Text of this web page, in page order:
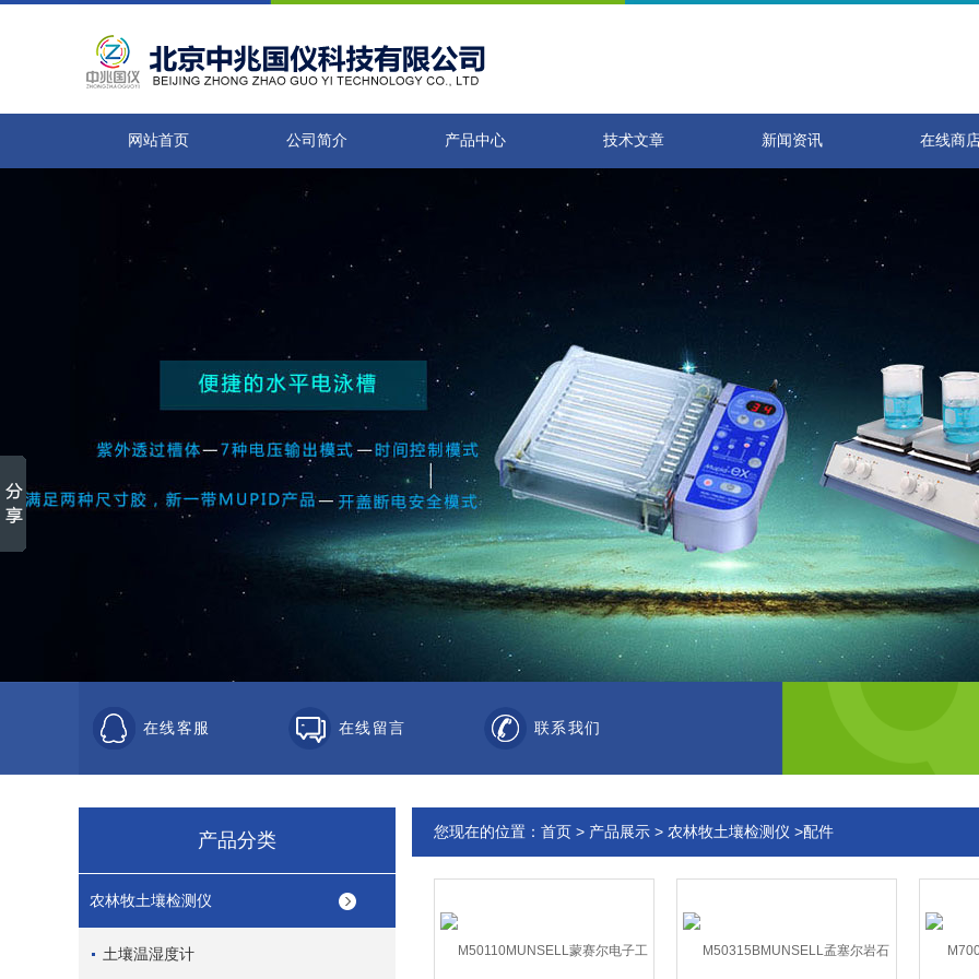
网站首页 公司简介 产品中心 技术文章 新闻资讯 在线商
在线客服 在线留言 联系我们
产品分类
农林牧土壤检测仪
土壤温湿度计
您现在的位置： 首页 > 产品展示 > 农林牧土壤检测仪 >配件